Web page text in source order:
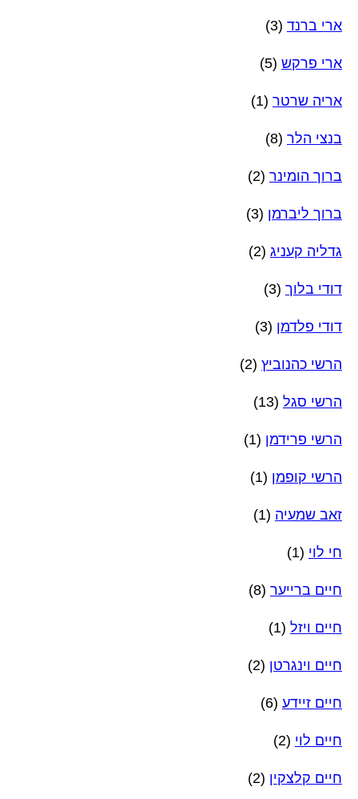
ארי ברנד (3)
ארי פרקש (5)
אריה שרטר (1)
בנצי הלר (8)
ברוך הומינר (2)
ברוך ליברמן (3)
גדליה קעניג (2)
דודי בלוך (3)
דודי פלדמן (3)
הרשי כהנוביץ (2)
הרשי סגל (13)
הרשי פרידמן (1)
הרשי קופמן (1)
זאב שמעיה (1)
חי לוי (1)
חיים ברייער (8)
חיים ויזל (1)
חיים וינגרטן (2)
חיים זיידע (6)
חיים לוי (2)
חיים קלצקין (2)